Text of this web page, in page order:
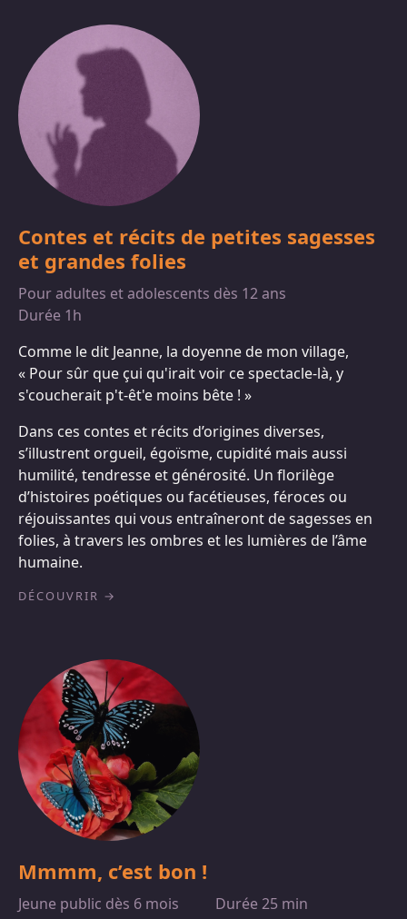
Contes et récits de petites sagesses
et grandes folies
Pour adultes et adolescents dès 12 ans
Durée 1h
Comme le dit Jeanne, la doyenne de mon village,
« Pour sûr que çui qu'irait voir ce spectacle-là, y
s'coucherait p't-êt'e moins bête ! »
Dans ces contes et récits d’origines diverses,
s’illustrent orgueil, égoïsme, cupidité mais aussi
humilité, tendresse et générosité. Un florilège
d’histoires poétiques ou facétieuses, féroces ou
réjouissantes qui vous entraîneront de sagesses en
folies, à travers les ombres et les lumières de l’âme
humaine.
DÉCOUVRIR
Mmmm, c’est bon !
Jeune public dès 6 mois Durée 25 min